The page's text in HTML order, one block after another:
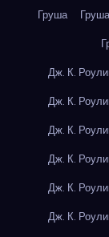
Груша
Груша
Дж. К.
Дж. К.
Дж. К.
Дж. К.
Дж. К.
Дж. К.